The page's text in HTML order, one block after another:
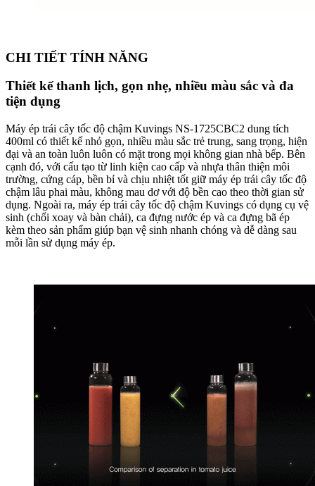
động khi các bộ phận của máy ép trái cây tốc độ chậm
và hạn chế các sự cố đáng tiếc xảy ra trong quá trình sử dụng.
Chế độ cảm ứng nhiệt và quá tải an toàn tự động sẽ vô hiệu
hóa hoạt động khi thiết bị hoạt động liên tục hơn 30 phút và
một lúc để ngăn ngừa sốc điện, chống cháy nổ, bảo vệ và duy
trì tuổi thọ cho máy ép trái cây tốc độ chậm Kuvings.
CHI TIẾT TÍNH NĂNG